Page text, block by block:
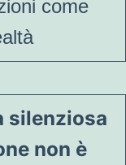
come
silenziosa
non è